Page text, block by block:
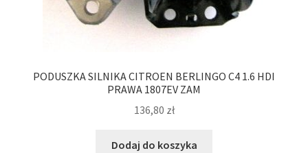
PODUSZKA SILNIKA CITROEN BERLINGO C4 1.6 HDI
PRAWA 1807EV ZAM
136,80 zł
Dodaj do koszyka